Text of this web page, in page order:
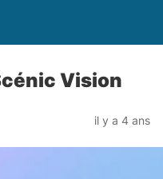
Vision
il y a 4 ans